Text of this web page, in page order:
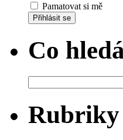
Pamatovat si mě
Přihlásit se
Co
Rubriky